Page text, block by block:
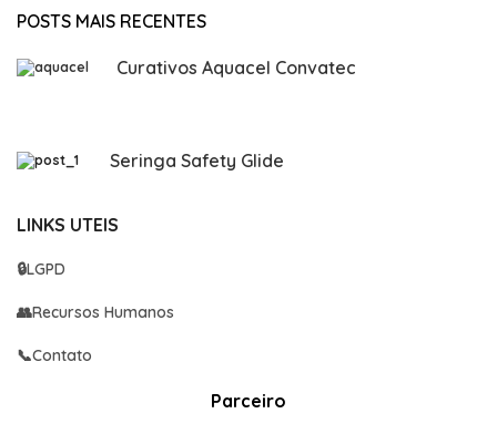
POSTS MAIS RECENTES
Curativos Aquacel Convatec
Seringa Safety Glide
LINKS UTEIS
🔒LGPD
👥Recursos Humanos
📞Contato
Parceiro